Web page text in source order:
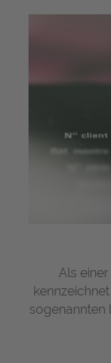
Als
sogenannten